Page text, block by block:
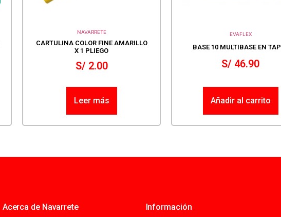
NAVARRETE
CARTULINA COLOR FINE AMARILLO
X 1 PLIEGO
S/2.00
Leer más
EVAFLEX
BASE 10 MULTIBASE EN
S/ 46.90
Añadir al carrito
Acerca de Navarrete Información